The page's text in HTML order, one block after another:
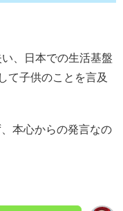
、日本での生活基盤
て子供のことを言及
本心からの発言なの